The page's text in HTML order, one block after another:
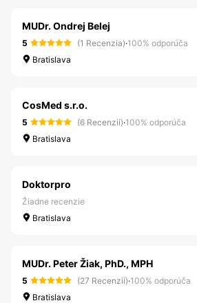
MUDr. Ondrej Belej
5 (1 Recenzia)·100% odporúča
Bratislava
CosMed s.r.o.
5 (6 Recenzií)·100% odporúča
Bratislava
Doktorpro
Žiadne recenzie
Bratislava
MUDr. Peter Žiak, PhD., MPH
5 (27 Recenzií)·100% odporúča
Bratislava